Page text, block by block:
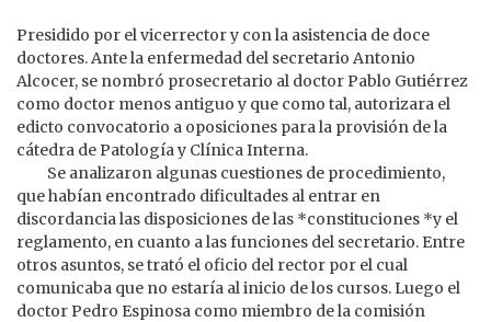
Presidido por el vicerrector y con la asistencia de doce
doctores. Ante la enfermedad del secretario Antonio
Alcocer, se nombró prosecretario al doctor Pablo Gutiérrez
como doctor menos antiguo y que como tal, autorizara el
edicto convocatorio a oposiciones para la provisión de la
cátedra de Patología y Clínica Interna.
Se analizaron algunas cuestiones de procedimiento,
que habían encontrado dificultades al entrar en
discordancia las disposiciones de las *constituciones *y el
reglamento, en cuanto a las funciones del secretario. Entre
otros asuntos, se trató el oficio del rector por el cual
comunicaba que no estaría al inicio de los cursos. Luego el
doctor Pedro Espinosa como miembro de la comisión